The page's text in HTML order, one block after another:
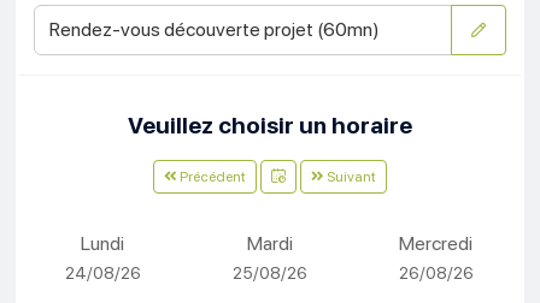
Rendez-vous découverte projet (60mn)
Veuillez choisir un horaire
Précédent Suivant
Lundi
24/08/26
Mardi
25/08/26
Mercredi
26/08/26